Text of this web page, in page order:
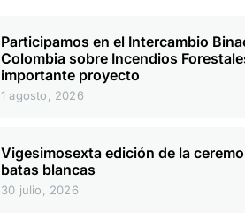
Participamos en el Intercambio
Colombia sobre Incendios
importante proyecto
1 agosto, 2026
Vigesimosexta edición de la
batas blancas
30 julio, 2026